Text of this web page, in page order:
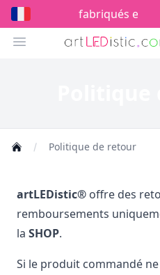
fabriqués en
Open menu
Politique de retour
artLEDistic® offre des
remboursements
la SHOP.
Si le produit commandé